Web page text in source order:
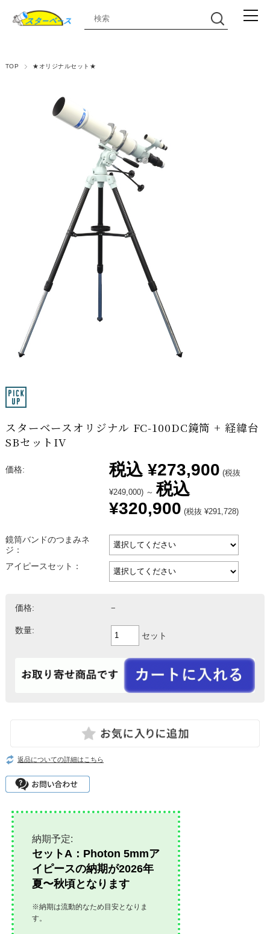
TOP ★オリジナルセット★
スターベースオリジナル FC-100DC鏡筒 + 経緯台
SBセットIV
価格: 税込 ¥273,900 (税抜
¥249,000) ～ 税込
¥320,900 (税抜 ¥291,728)
鏡筒バンドのつまみネ
ジ：
アイピースセット：
価格: −
数量:
セット
返品についての詳細はこちら
納期予定:
セットA：Photon 5mmア
イピースの納期が2026年
夏〜秋頃となります
※納期は流動的なため目安となりま
す。